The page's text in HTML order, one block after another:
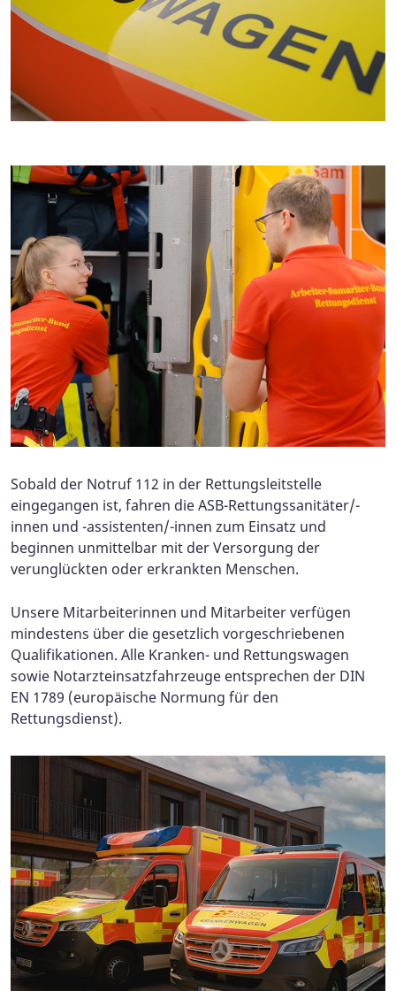
Sobald der Notruf 112 in der Rettungsleitstelle
eingegangen ist, fahren die ASB-Rettungssanitäter/-
innen und -assistenten/-innen zum Einsatz und
beginnen unmittelbar mit der Versorgung der
verunglückten oder erkrankten Menschen.
Unsere Mitarbeiterinnen und Mitarbeiter verfügen
mindestens über die gesetzlich vorgeschriebenen
Qualifikationen. Alle Kranken- und Rettungswagen
sowie Notarzteinsatzfahrzeuge entsprechen der DIN
EN 1789 (europäische Normung für den
Rettungsdienst).